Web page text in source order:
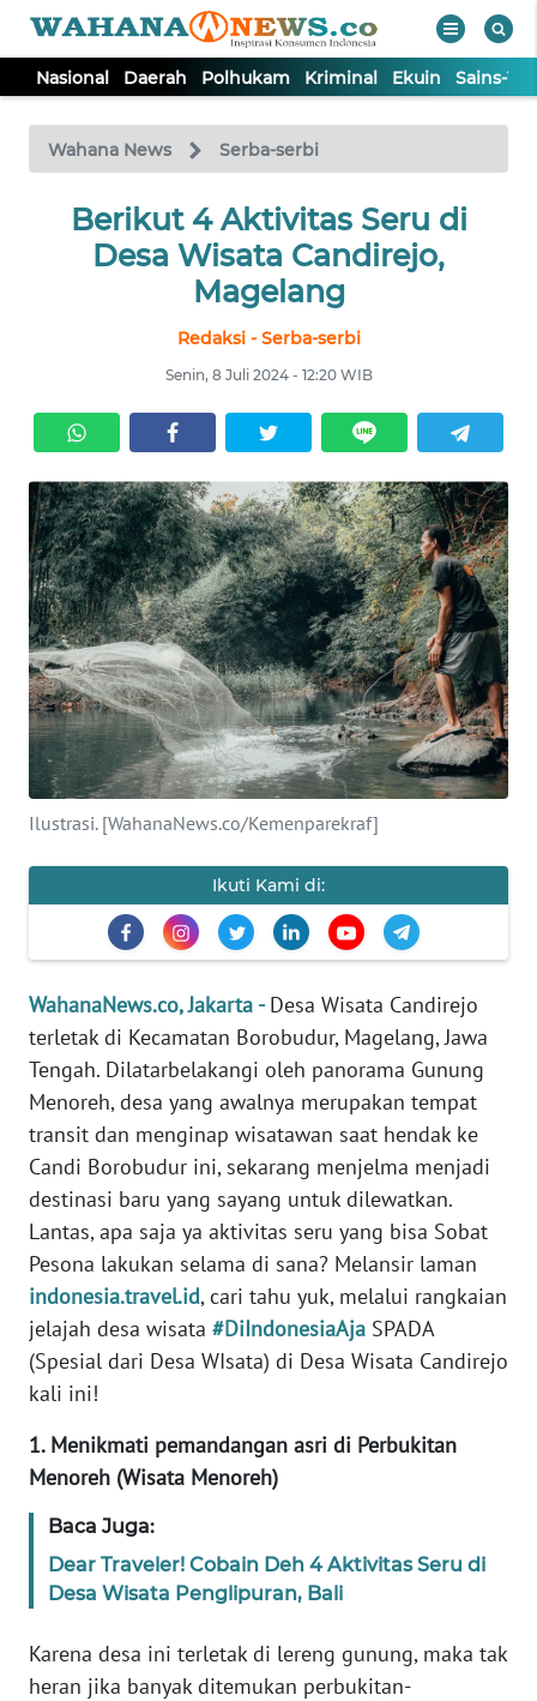
Nasional Daerah Polhukam Kriminal Ekuin Sains-
Wahana News Serba-serbi
Berikut 4 Aktivitas Seru di
Desa Wisata Candirejo,
Magelang
Redaksi - Serba-serbi
Senin, 8 Juli 2024 - 12:20 WIB
Ilustrasi. [WahanaNews.co/Kemenparekraf]
Ikuti Kami di:
WahanaNews.co, Jakarta -Desa Wisata Candirejo
terletak di Kecamatan Borobudur, Magelang, Jawa
Tengah. Dilatarbelakangi oleh panorama Gunung
Menoreh, desa yang awalnya merupakan tempat
transit dan menginap wisatawan saat hendak ke
Candi Borobudur ini, sekarang menjelma menjadi
destinasi baru yang sayang untuk dilewatkan.
Lantas, apa saja ya aktivitas seru yang bisa Sobat
Pesona lakukan selama di sana? Melansir laman
indonesia.travel.id, cari tahu yuk, melalui rangkaian
jelajah desa wisata #DiIndonesiaAja SPADA
(Spesial dari Desa WIsata) di Desa Wisata Candirejo
kali ini!
1. Menikmati pemandangan asri di Perbukitan
Menoreh (Wisata Menoreh)
Baca Juga:
Dear Traveler! Cobain Deh 4 Aktivitas Seru di
Desa Wisata Penglipuran, Bali
Karena desa ini terletak di lereng gunung, maka tak
heran jika banyak ditemukan perbukitan-
TV
Tutup
NASIONAL
KRIMINAL
EKUIN
SAINS-TEKNO
KESEHATAN
INTERNASIONAL
SERBA-SERBI
PENDIDIKAN
EDITORIAL
Informasi
INDEKS
BERITA
KONTAK
IKLAN
TENTANG
PEDOMAN
MEDIA
REDAKSI
KARIR